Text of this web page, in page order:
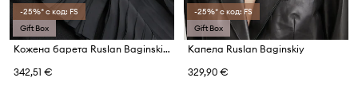
-25%* с код: FS
Gift Box
Кожена барета Ruslan Baginskiy
342,51 €
-25%* с код: FS
Gift Box
Капела Ruslan Baginskiy
329,90 €